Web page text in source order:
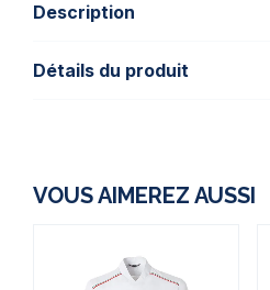
Description
Détails du produit
VOUS AIMEREZ AUSSI